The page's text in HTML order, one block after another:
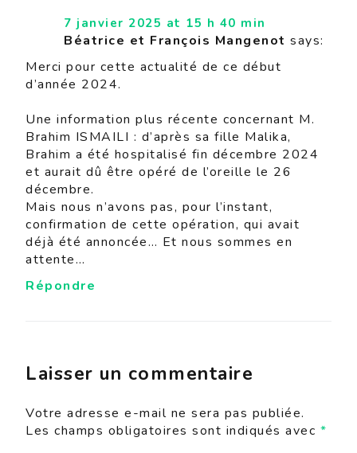
7 janvier 2025 at 15 h 40 min
Béatrice et François Mangenot says:
Merci pour cette actualité de ce début
d’année 2024.
Une information plus récente concernant M.
Brahim ISMAILI : d’après sa fille Malika,
Brahim a été hospitalisé fin décembre 2024
et aurait dû être opéré de l’oreille le 26
décembre.
Mais nous n’avons pas, pour l’instant,
confirmation de cette opération, qui avait
déjà été annoncée… Et nous sommes en
attente…
Répondre
Laisser un commentaire
Votre adresse e-mail ne sera pas publiée.
Les champs obligatoires sont indiqués avec *